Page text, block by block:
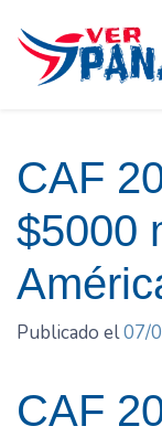
contenido
CAF
$5000
Publicado el07/
CAF